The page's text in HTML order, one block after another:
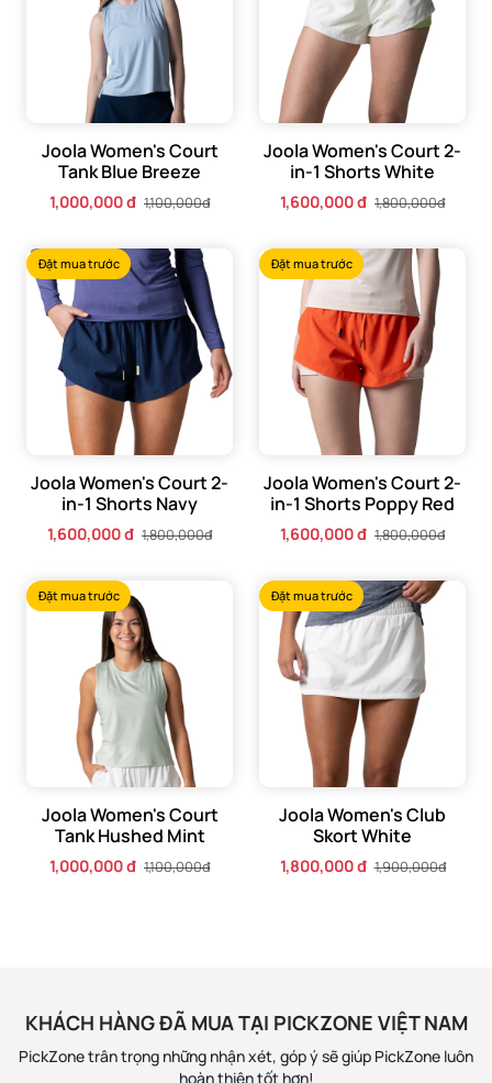
Joola Women's Court
Tank Blue Breeze
1,000,000 đ 1,100,000đ
Joola Women's Court 2-
in-1 Shorts White
1,600,000 đ 1,800,000đ
Đặt mua trước
Joola Women's Court 2-
in-1 Shorts Navy
1,600,000 đ 1,800,000đ
Đặt mua trước
Joola Women's Court 2-
in-1 Shorts Poppy Red
1,600,000 đ 1,800,000đ
Đặt mua trước
Joola Women's Court
Tank Hushed Mint
1,000,000 đ 1,100,000đ
Đặt mua trước
Joola Women's Club
Skort White
1,800,000 đ 1,900,000đ
KHÁCH HÀNG ĐÃ MUA TẠI PICKZONE VIỆT NAM
PickZone trân trọng những nhận xét, góp ý sẽ giúp PickZone luôn
hoàn thiện tốt hơn!